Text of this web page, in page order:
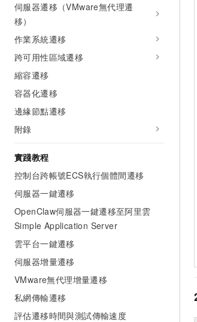
伺服器遷移（VMware無代理遷
移）
作業系統遷移
跨可用性區域遷移
縮容遷移
容器化遷移
邊緣節點遷移
附錄
實踐教程
控制台跨帳號ECS執行個體間遷移
伺服器一鍵遷移
OpenClaw伺服器一鍵遷移至阿里雲
Simple Application Server
雲平台一鍵遷移
伺服器增量遷移
VMware無代理增量遷移
私網傳輸遷移
評估遷移時間與測試傳輸速度